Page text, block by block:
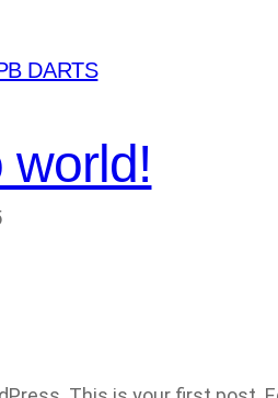
DARTS
world!